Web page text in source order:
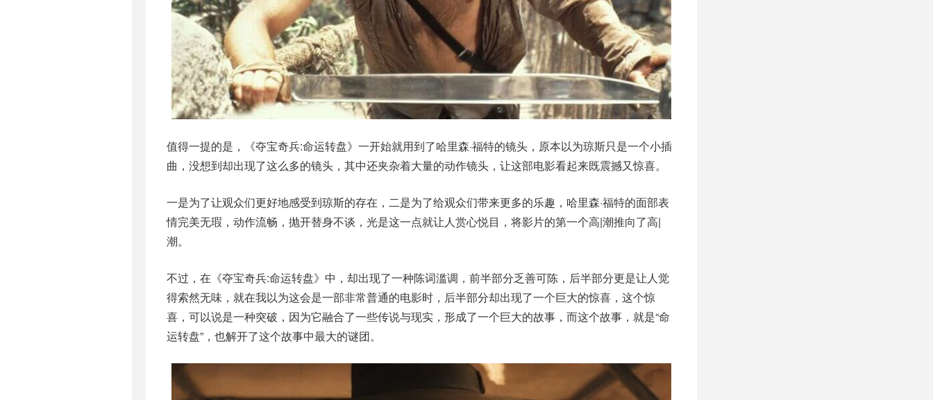
值得一提的是，《夺宝奇兵:命运转盘》一开始就用到了哈里森·福特的镜头，原本以为琼斯只是一个小插
曲，没想到却出现了这么多的镜头，其中还夹杂着大量的动作镜头，让这部电影看起来既震撼又惊喜。
一是为了让观众们更好地感受到琼斯的存在，二是为了给观众们带来更多的乐趣，哈里森·福特的面部表
情完美无瑕，动作流畅，抛开替身不谈，光是这一点就让人赏心悦目，将影片的第一个高|潮推向了高|
潮。
不过，在《夺宝奇兵:命运转盘》中，却出现了一种陈词滥调，前半部分乏善可陈，后半部分更是让人觉
得索然无味，就在我以为这会是一部非常普通的电影时，后半部分却出现了一个巨大的惊喜，这个惊
喜，可以说是一种突破，因为它融合了一些传说与现实，形成了一个巨大的故事，而这个故事，就是“命
运转盘”，也解开了这个故事中最大的谜团。